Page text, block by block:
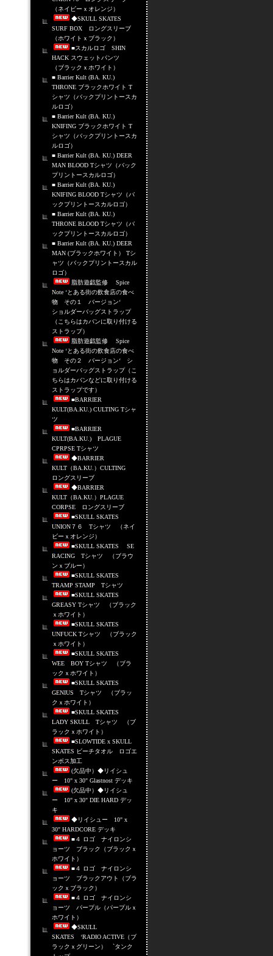
（ネイビーｘオレンジ）
◆SKULL SKATES
SURF BOX ロングスリーブ
（ホワイトｘブラック）
■スカルロゴ SHIN
HACK スウェットパンツ
（ブラックｘホワイト）
■ Barrier Kult (BA. KU.)
THRONE ブラックホワイト T
シャツ（バックプリントースカ
ルロゴ）
■ Barrier Kult (BA. KU.)
KNIFING ブラックホワイト T
シャツ（バックプリントースカ
ルロゴ）
■ Barrier Kult (BA. KU.) DEER
MAN BLOOD Tシャツ（バック
プリントースカルロゴ）
■ Barrier Kult (BA. KU.)
KNIFING BLOOD Tシャツ（バ
ックプリントースカルロゴ）
■ Barrier Kult (BA. KU.)
THRONE BLOOD Tシャツ（バ
ックプリントースカルロゴ）
■ Barrier Kult (BA. KU.) DEER
MAN (ブラックホワイト） Tシ
ャツ（バックプリントースカル
ロゴ）
脂肪遊戯監修 Spice
Note ‘とある街の飲食店の食べ
物 その１ バージョン‘
ショルダーバッグストラップ
（こちらはカバンに取り付ける
ストラップ）
脂肪遊戯監修 Spice
Note ‘とある街の飲食店の食べ
物 その２ バージョン‘ シ
ョルダーバッグストラップ（こ
ちらはカバンなどに取り付ける
ストラップです）
■BARRIER
KULT(BA.KU.) CULTING Tシャ
ツ
■BARRIER
KULT(BA.KU.) PLAGUE
CPRPSE Tシャツ
◆BARRIER
KULT（BA.KU.）CULTING
ロングスリーブ
◆BARRIER
KULT（BA.KU.）PLAGUE
CORPSE ロングスリーブ
■SKULL SKATES
UNION７６ Tシャツ （ネイ
ビーｘオレンジ）
■SKULL SKATES SE
RACING Tシャツ （ブラウ
ンｘブルー）
■SKULL SKATES
TRAMP STAMP Tシャツ
■SKULL SKATES
GREASY Tシャツ （ブラック
ｘホワイト）
■SKULL SKATES
UNFUCK Tシャツ （ブラック
ｘホワイト）
■SKULL SKATES
WEE BOY Tシャツ （ブラ
ックｘホワイト）
■SKULL SKATES
GENIUS Tシャツ （ブラッ
クｘホワイト）
■SKULL SKATES
LADY SKULL Tシャツ （ブ
ラックｘホワイト）
■SLOWTIDE x SKULL
SKATES ビーチタオル ロゴエ
ンボス加工
(欠品中）◆リイシュ
ー 10" x 30" Glastnost デッキ
(欠品中）◆リイシュ
ー 10" x 30" DIE HARD デッ
キ
◆リイシュー 10" x
30" HARDCORE デッキ
■４ ロゴ ナイロンシ
ョーツ ブラック（ブラックｘ
ホワイト）
■４ ロゴ ナイロンシ
ョーツ ブラックアウト（ブラ
ックｘブラック）
■４ ロゴ ナイロンシ
ョーツ パープル（パープルｘ
ホワイト）
◆SKULL
SKATES ‘RADIO ACTIVE（ブ
ラックｘグリーン） `タンク